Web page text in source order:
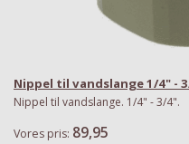
Nippel til vandslange 1/4" -
Nippel til vandslange. 1/4" - 3/4".
Vores pris: 89,95